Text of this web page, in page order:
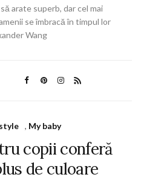
arate superb, dar cel mai
se îmbracă în timpul lor
Wang
, My baby
copii conferă
de culoare